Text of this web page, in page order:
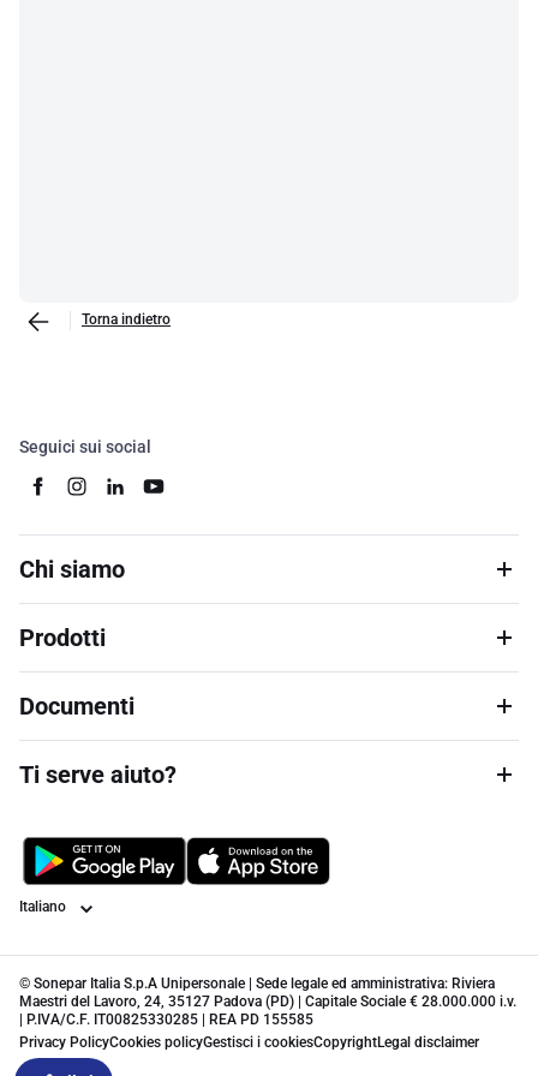
Torna indietro
Seguici sui social
Chi siamo
Prodotti
Documenti
Ti serve aiuto?
Lingua
© Sonepar Italia S.p.A Unipersonale | Sede legale ed amministrativa: Riviera
Maestri del Lavoro, 24, 35127 Padova (PD) | Capitale Sociale € 28.000.000 i.v.
| P.IVA/C.F. IT00825330285 | REA PD 155585
Privacy PolicyCookies policyGestisci i cookiesCopyrightLegal disclaimer